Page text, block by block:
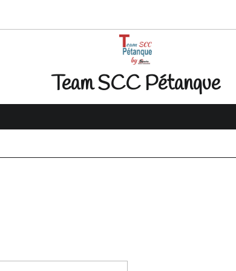
Team SCC Pétanque